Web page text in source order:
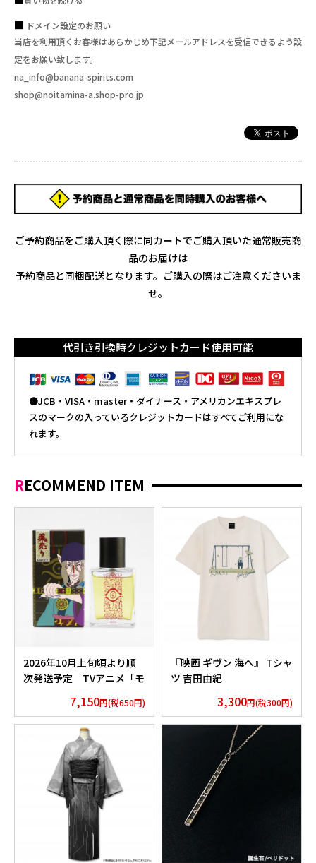
ドメイン設定のお願い
当店を利用頂くお客様はあらかじめ下記メールアドレスを受信できるよう設
定をお願い致します。
na_info@banana-spirits.com
shop@noitamina-a.shop-pro.jp
ご予約商品をご購入頂く際に同カートでご購入頂いた通常販売商
品のお届けは
予約商品と同梱配送となります。ご購入の際はご注意くださいま
せ。
代引き引換時クレジットカード使用可能
●JCB・VISA・master・ダイナース・アメリカンエキスプレ
スのマークの入っているクレジットカードはすべてご利用にな
れます。
RECOMMEND ITEM
2026年10月上旬頃より順
次発送予定 TVアニメ「モ
7,150円(税650円)
『映画 ギヴン 海へ』 Tシャ
ツ 吉田由紀
3,300円(税300円)